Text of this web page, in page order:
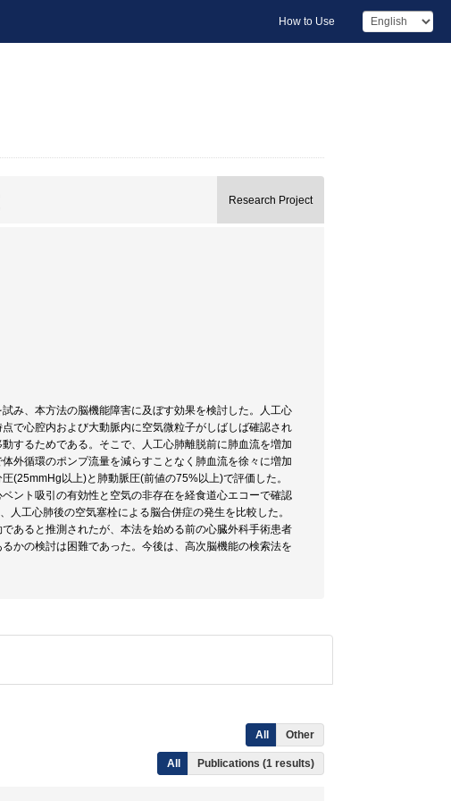
How to Use
Research Project
み、本方法の脳機能障害に及ぼす効果を検討した。人工心
で心腔内および大動脈内に空気微粒子がしばしば確認され
するためである。そこで、人工心肺離脱前に肺血流を増加
外循環のポンプ流量を減らすことなく肺血流を徐々に増加
(25mmHg以上)と肺動脈圧(前値の75%以上)で評価した。
ント吸引の有効性と空気の非存在を経食道心エコーで確認
工心肺後の空気塞栓による脳合併症の発生を比較した。
あると推測されたが、本法を始める前の心臓外科手術患者
かの検討は困難であった。今後は、高次脳機能の検索法を
All Other
All Publications (1 results)